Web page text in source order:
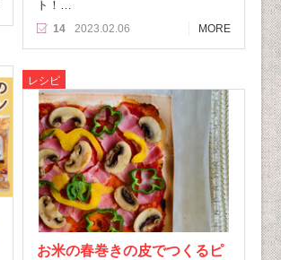
ト！…
14 2023.02.06 MORE
レシピ
お米の春巻きの皮でつくるピ